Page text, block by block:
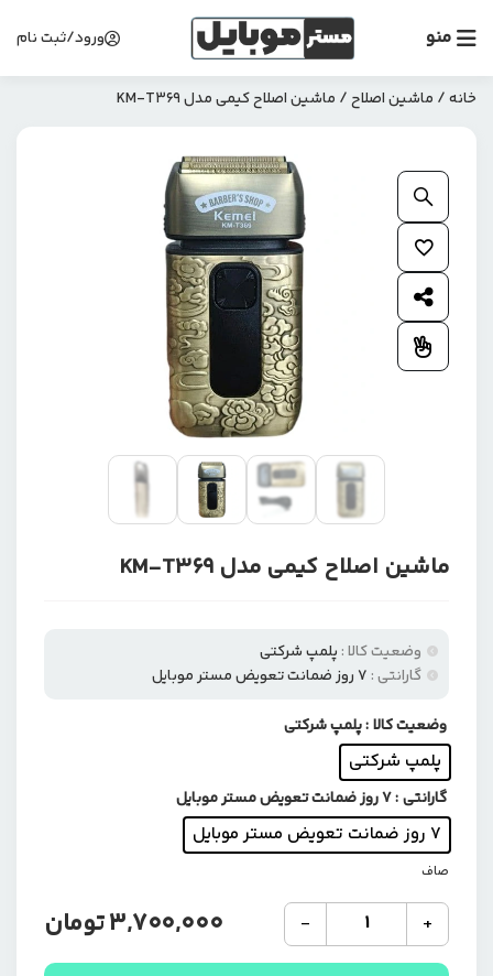
منو ورود/ثبت نام
خانه/ ماشین اصلاح/ ماشین اصلاح کیمی مدل KM-T369
ماشین اصلاح کیمی مدل KM-T369
وضعیت کالا : پلمپ شرکتی
گارانتی : ۷ روز ضمانت تعویض مستر موبایل
وضعیت کالا: پلمپ شرکتی
پلمپ شرکتی
گارانتی: ۷ روز ضمانت تعویض مستر موبایل
۷ روز ضمانت تعویض مستر موبایل
صاف
+
ماشین
اصلاح
کیمی
-
3,700,000تومان
بزرگنمایی محصول
افزودن به علاقمندی ها
اشتراک گذاری محصول
افزودن به مقایسه